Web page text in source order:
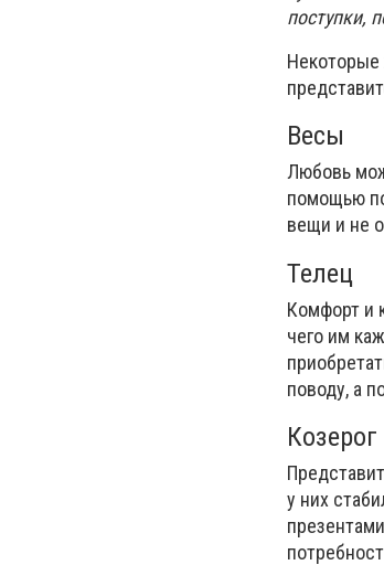
поступки,
Некоторые
Весы
Любовь
помощью
вещи и не
Телец
Комфорт и
чего им
поводу, а
Козерог
у них